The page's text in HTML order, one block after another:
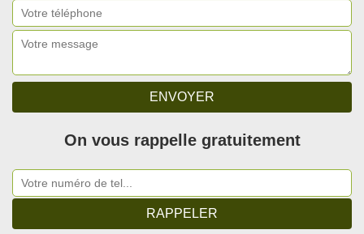
On vous rappelle gratuitement